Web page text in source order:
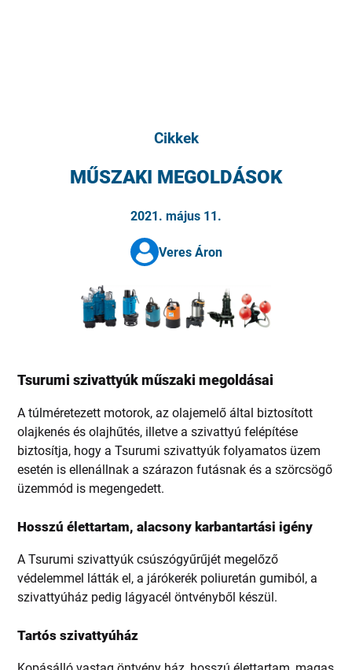
Cikkek
MŰSZAKI MEGOLDÁSOK
2021. május 11.
Veres Áron
Tsurumi szivattyúk műszaki megoldásai
A túlméretezett motorok, az olajemelő által biztosított
olajkenés és olajhűtés, illetve a szivattyú felépítése
biztosítja, hogy a Tsurumi szivattyúk folyamatos üzem
esetén is ellenállnak a szárazon futásnak és a szörcsögő
üzemmód is megengedett.
Hosszú élettartam, alacsony karbantartási igény
A Tsurumi szivattyúk csúszógyűrűjét megelőző
védelemmel látták el, a járókerék poliuretán gumiból, a
szivattyúház pedig lágyacél öntvényből készül.
Tartós szivattyúház